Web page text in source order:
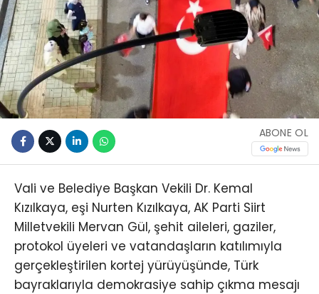
ABONE OL
Vali ve Belediye Başkan Vekili Dr. Kemal
Kızılkaya, eşi Nurten Kızılkaya, AK Parti Siirt
Milletvekili Mervan Gül, şehit aileleri, gaziler,
protokol üyeleri ve vatandaşların katılımıyla
gerçekleştirilen kortej yürüyüşünde, Türk
bayraklarıyla demokrasiye sahip çıkma mesajı